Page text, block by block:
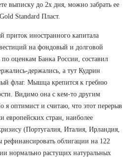
выписку до 2х дня, можно забрать ее
Standard Пласт.
приток иностранного капитала
на фондовый и долговой
оценкам Банка России, составил
держались, а тут Кудрин
флаг. Мышца крепится к гребню
Видимо она с кем-то другим
я оптимист и считаю, что этот перерыв
европейских стран, наиболее
(Португалия, Италия, Ирландия,
облигации на 122
нормально растущих натуральных